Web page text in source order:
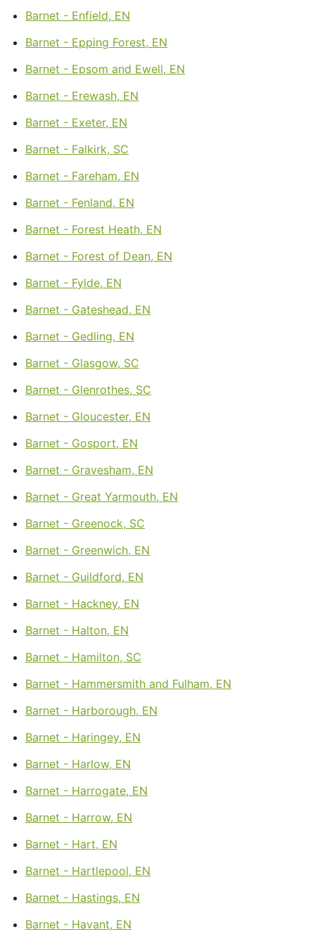
Barnet - Enfield, EN
Barnet - Epping Forest, EN
Barnet - Epsom and Ewell, EN
Barnet - Erewash, EN
Barnet - Exeter, EN
Barnet - Falkirk, SC
Barnet - Fareham, EN
Barnet - Fenland, EN
Barnet - Forest Heath, EN
Barnet - Forest of Dean, EN
Barnet - Fylde, EN
Barnet - Gateshead, EN
Barnet - Gedling, EN
Barnet - Glasgow, SC
Barnet - Glenrothes, SC
Barnet - Gloucester, EN
Barnet - Gosport, EN
Barnet - Gravesham, EN
Barnet - Great Yarmouth, EN
Barnet - Greenock, SC
Barnet - Greenwich, EN
Barnet - Guildford, EN
Barnet - Hackney, EN
Barnet - Halton, EN
Barnet - Hamilton, SC
Barnet - Hammersmith and Fulham, EN
Barnet - Harborough, EN
Barnet - Haringey, EN
Barnet - Harlow, EN
Barnet - Harrogate, EN
Barnet - Harrow, EN
Barnet - Hart, EN
Barnet - Hartlepool, EN
Barnet - Hastings, EN
Barnet - Havant, EN